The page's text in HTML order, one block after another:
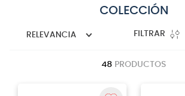
COLECCIÓN
RELEVANCIA FILTRAR
48 PRODUCTOS